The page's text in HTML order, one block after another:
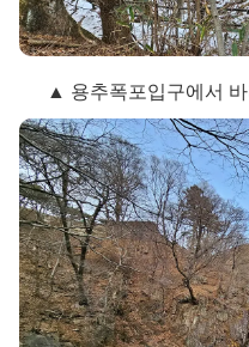
▲ 용추폭포입구에서